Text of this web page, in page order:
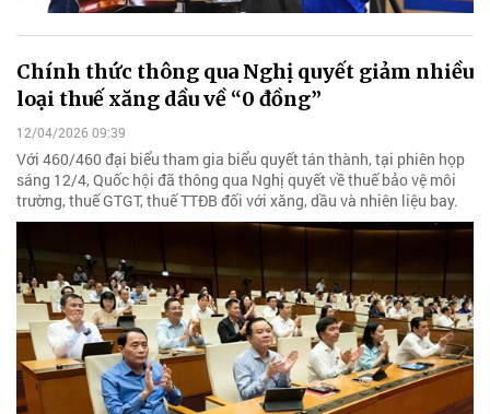
Chính thức thông qua Nghị quyết giảm nhiều
loại thuế xăng dầu về “0 đồng”
12/04/2026 09:39
Với 460/460 đại biểu tham gia biểu quyết tán thành, tại phiên họp
sáng 12/4, Quốc hội đã thông qua Nghị quyết về thuế bảo vệ môi
trường, thuế GTGT, thuế TTĐB đối với xăng, dầu và nhiên liệu bay.